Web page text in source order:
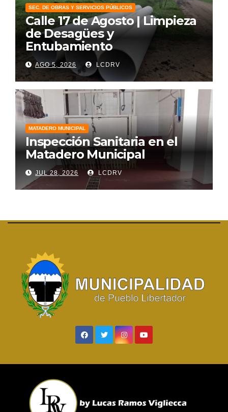
SEC. DE OBRAS Y SERVICIOS PÚBLICOS
Calle 17 de Agosto | Limpieza
de Desagües y
Entubamiento
AGO 5, 2026 LCDRV
MATADERO MUNICIPAL
Inspección Sanitaria en el
Matadero Municipal
JUL 28, 2026 LCDRV